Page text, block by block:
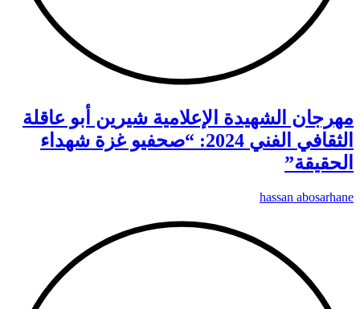
مهرجان الشهيدة الإعلامية شيرين أبو عاقلة
الثقافي الفني 2024: “صحفيو غزة شهداء
الحقيقة”
hassan abosarhane